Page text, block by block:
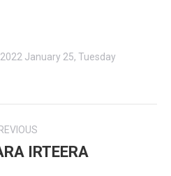
2022 January 25, Tuesday
Previous
IRTEERA